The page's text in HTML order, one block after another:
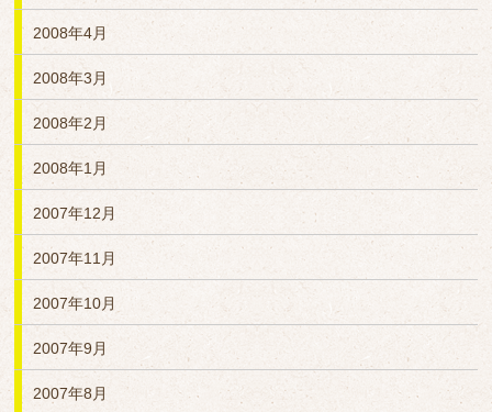
2008年4月
2008年3月
2008年2月
2008年1月
2007年12月
2007年11月
2007年10月
2007年9月
2007年8月